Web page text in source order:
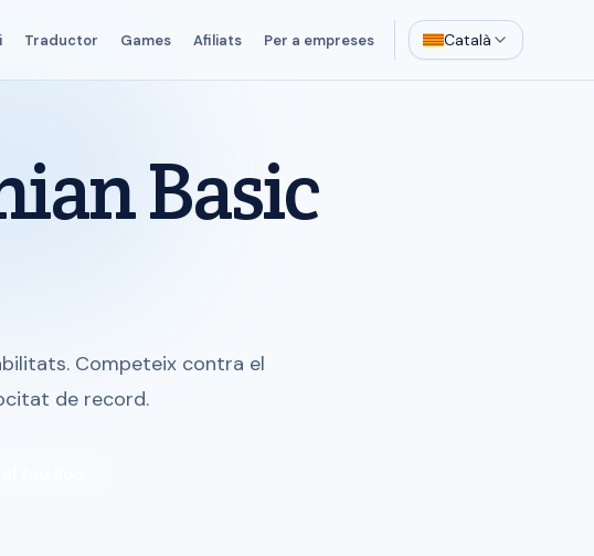
Traductor Games Afiliats Per a empreses Català
Basic
Competeix contra el
de record.